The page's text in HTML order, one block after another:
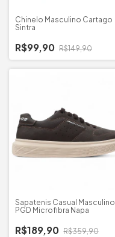
Chinelo Masculino Cartago
Sintra
R$99,90 R$149,90
Sapatenis Casual Masculino
PGD Microfibra Napa
R$189,90 R$359,90